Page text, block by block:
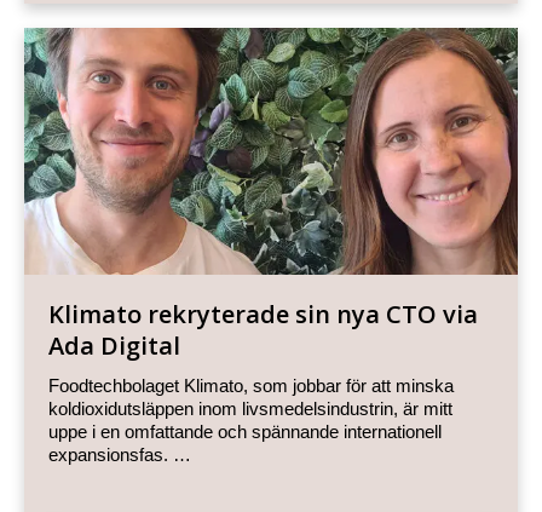
Klimato rekryterade sin nya CTO via
Ada Digital
Foodtechbolaget Klimato, som jobbar för att minska
koldioxidutsläppen inom livsmedelsindustrin, är mitt
uppe i en omfattande och spännande internationell
expansionsfas. …